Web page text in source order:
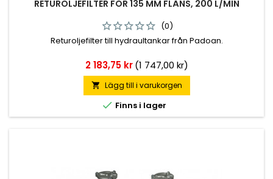
RETUROLJEFILTER FÖR 135 MM FLÄNS, 200 L/MIN
(0)
Returoljefilter till hydraultankar från Padoan.
Pris
2 183,75 kr (1 747,00 kr)
 Lägg till i varukorgen
 Finns i lager